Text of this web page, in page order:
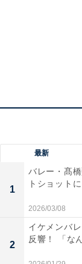
最新
1
バレー・髙
トショット
2026/03/08
2
イケメンバ
反響！ 「な